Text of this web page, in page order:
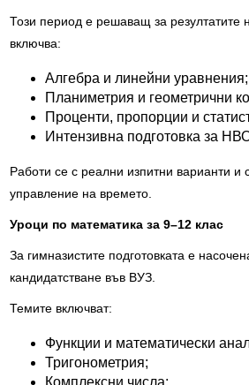
Този период е решаващ за
включва:
Алгебра и линейни уравнения;
Планиметрия и геометрични
Проценти, пропорции и
Интензивна подготовка за
Работи се с реални изпитни варианти и
управление на времето.
Уроци по математика за 9–12 клас
За гимназистите подготовката е
кандидатстване във ВУЗ.
Темите включват:
Функции и математически
Тригонометрия;